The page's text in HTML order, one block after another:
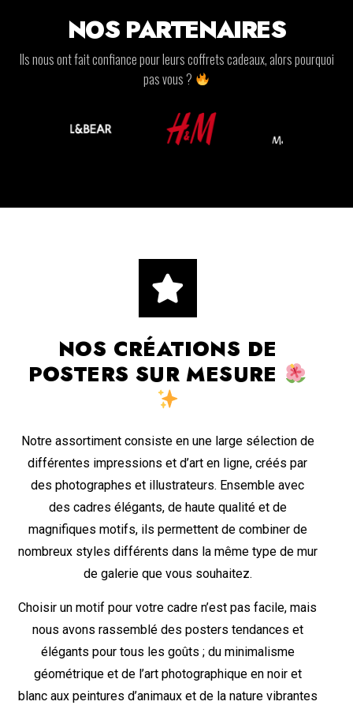
NOS PARTENAIRES
Ils nous ont fait confiance pour leurs coffrets cadeaux, alors pourquoi
pas vous ?
NOS CRÉATIONS DE
POSTERS SUR MESURE
Notre assortiment consiste en une large sélection de
différentes impressions et d’art en ligne, créés par
des photographes et illustrateurs. Ensemble avec
des cadres élégants, de haute qualité et de
magnifiques motifs, ils permettent de combiner de
nombreux styles différents dans la même type de mur
de galerie que vous souhaitez.
Choisir un motif pour votre cadre n’est pas facile, mais
nous avons rassemblé des posters tendances et
élégants pour tous les goûts ; du minimalisme
géométrique et de l’art photographique en noir et
blanc aux peintures d’animaux et de la nature vibrantes